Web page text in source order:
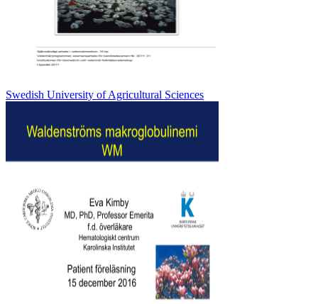
Swedish University of Agricultural Sciences